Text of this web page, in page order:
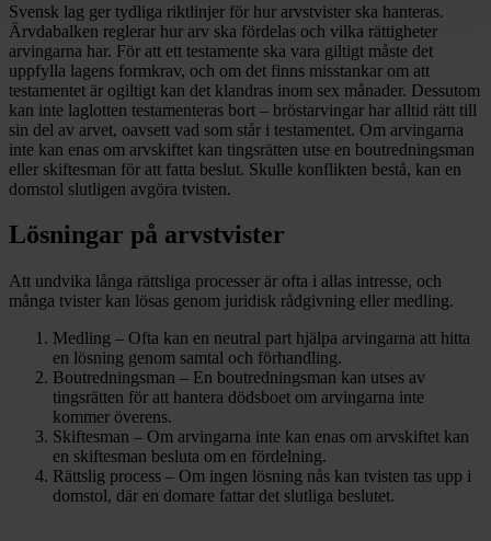
Svensk lag ger tydliga riktlinjer för hur arvstvister ska hanteras.
Ärvdabalken reglerar hur arv ska fördelas och vilka rättigheter
arvingarna har. För att ett testamente ska vara giltigt måste det
uppfylla lagens formkrav, och om det finns misstankar om att
testamentet är ogiltigt kan det klandras inom sex månader. Dessutom
kan inte laglotten testamenteras bort – bröstarvingar har alltid rätt till
sin del av arvet, oavsett vad som står i testamentet. Om arvingarna
inte kan enas om arvskiftet kan tingsrätten utse en boutredningsman
eller skiftesman för att fatta beslut. Skulle konflikten bestå, kan en
domstol slutligen avgöra tvisten.
Lösningar på arvstvister
Att undvika långa rättsliga processer är ofta i allas intresse, och
många tvister kan lösas genom juridisk rådgivning eller medling.
Medling – Ofta kan en neutral part hjälpa arvingarna att hitta
en lösning genom samtal och förhandling.
Boutredningsman – En boutredningsman kan utses av
tingsrätten för att hantera dödsboet om arvingarna inte
kommer överens.
Skiftesman – Om arvingarna inte kan enas om arvskiftet kan
en skiftesman besluta om en fördelning.
Rättslig process – Om ingen lösning nås kan tvisten tas upp i
domstol, där en domare fattar det slutliga beslutet.